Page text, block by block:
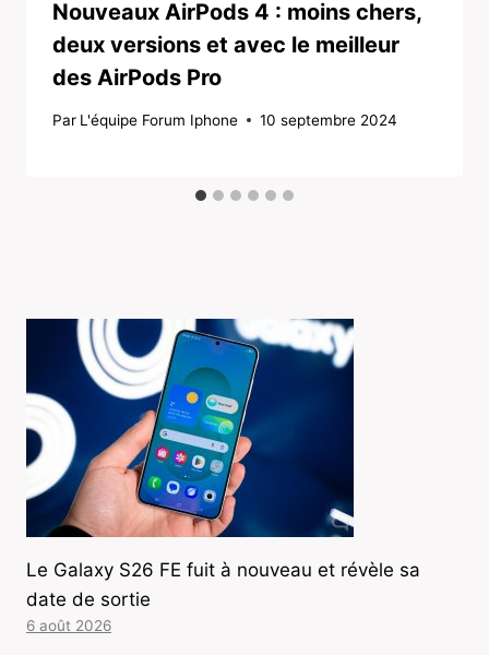
Nouveaux AirPods 4 : moins chers,
deux versions et avec le meilleur
des AirPods Pro
Par L'équipe Forum Iphone 10 septembre 2024
Le Galaxy S26 FE fuit à nouveau et révèle sa
date de sortie
6 août 2026